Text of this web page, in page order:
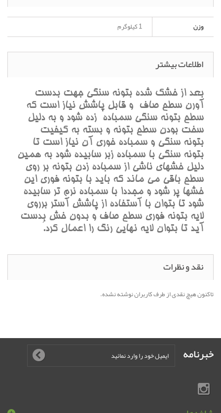
وزن 1 کیلوگرم
اطلاعات بیشتر
بعد از خشک شده بتونه سنگی جهت بدست
آورن سطح صاف و قابل پاشش نیاز است که
سطح بتونه سنگی سمباده زده شود و به دلیل
سخت بودن سطح بتونه و بسته به کیفیت
بتونه سنگی و سمباده خوری آن نیاز است تا
بتونه سنگی با سمباده زبر سابیده شود به همین
دلیل خشهای ناشی از سمباده زدن بتونه بر روی
سطح باقی می ماند که باید با بتونه فوری این
خشها پر شود و مجددا با سمباده نرم تر سابیده
شود تا بتوان با آستفاده از پاشش آستر برروی
لایه بتونه فوری سطح صاف و بدون خش بدست
آید تا بتوان لایه نهایی رنگ را اعمال کرد.َ
نقد و نظرات
تاکنون هیچ نقدی از طرف کاربران نوشته نشده.
خبرنامه